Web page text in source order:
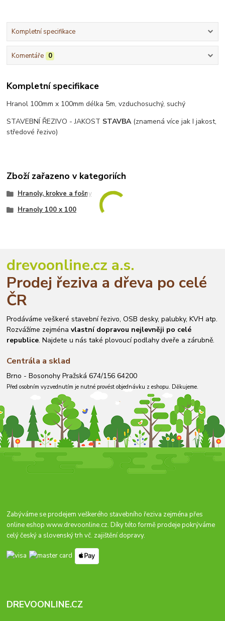
Kompletní specifikace
Komentáře 0
Kompletní specifikace
Hranol 100mm x 100mm délka 5m, vzduchosuchý, suchý
STAVEBNÍ ŘEZIVO - JAKOST STAVBA (znamená více jak I jakost,
středové řezivo)
Zboží zařazeno v kategoriích
Hranoly, krokve a fošny
Hranoly 100 x 100
drevoonline.cz a.s.
Prodej řeziva a dřeva po celé
ČR
Prodáváme veškeré stavební řezivo, OSB desky, palubky, KVH atp.
Rozvážíme zejménavlastní dopravou nejlevněji po celé
republice. Najdete u nás také plovoucí podlahy dveře a zárubně.
Centrála a sklad
Brno - Bosonohy Pražská 674/156 64200
Před osobním vyzvednutím je nutné provést objednávku z eshopu. Děkujeme.
Zabýváme se prodejem veškerého stavebního řeziva zejména přes
online eshopwww.drevoonline.cz. Díky této formě prodeje pokrýváme
celý český a slovenský trh vč. zajištění dopravy.
DREVOONLINE.CZ